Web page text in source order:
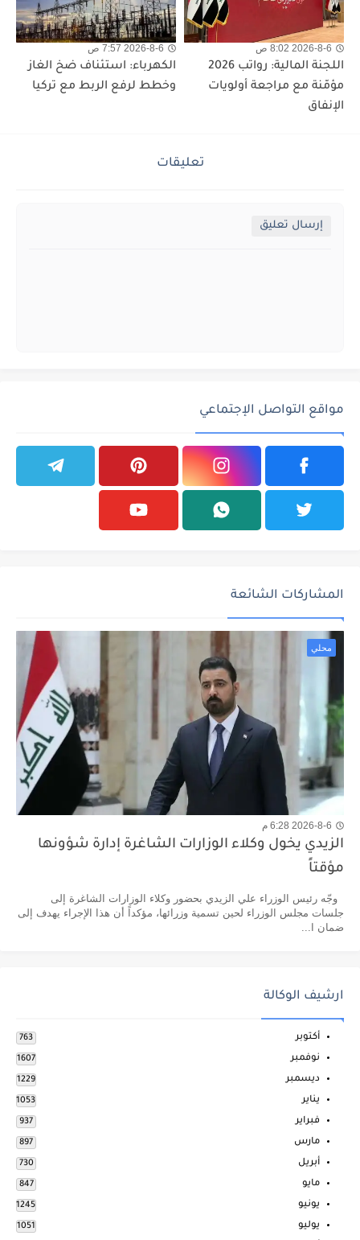
2026-8-6 8:02 ص
اللجنة المالية: رواتب 2026
مؤمّنة مع مراجعة أولويات
الإنفاق
2026-8-6 7:57 ص
الكهرباء: استئناف ضخ الغاز
وخطط لرفع الربط مع تركيا
تعليقات
إرسال تعليق
مواقع التواصل الإجتماعي
المشاركات الشائعة
محلي
2026-8-6 6:28 م
الزيدي يخول وكلاء الوزارات الشاغرة إدارة شؤونها
مؤقتاً
وجّه رئيس الوزراء علي الزيدي بحضور وكلاء الوزارات الشاغرة إلى
جلسات مجلس الوزراء لحين تسمية وزرائها، مؤكداً أن هذا الإجراء يهدف إلى
ضمان ا...
ارشيف الوكالة
أكتوبر 763
نوفمبر 1607
ديسمبر 1229
يناير 1053
فبراير 937
مارس 897
أبريل 730
مايو 847
يونيو 1245
يوليو 1051